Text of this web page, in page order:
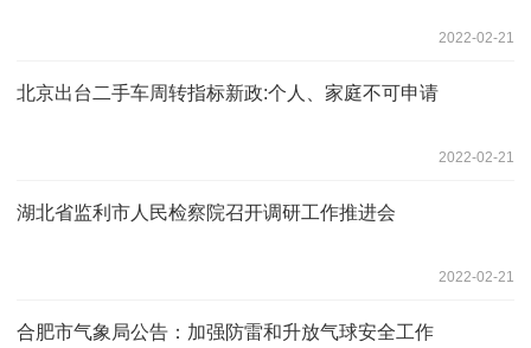
2022-02-21
北京出台二手车周转指标新政:个人、家庭不可申请
2022-02-21
湖北省监利市人民检察院召开调研工作推进会
2022-02-21
合肥市气象局公告：加强防雷和升放气球安全工作